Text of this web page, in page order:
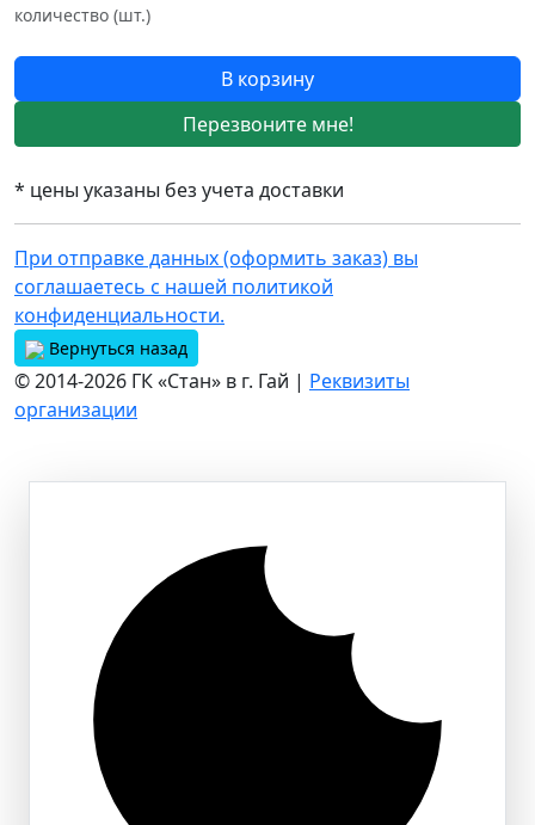
количество (шт.)
В корзину
Перезвоните мне!
* цены указаны без учета доставки
При отправке данных (оформить заказ) вы
соглашаетесь с нашей политикой
конфиденциальности.
Вернуться назад
© 2014-2026 ГК «Стан» в г. Гай | Реквизиты
организации